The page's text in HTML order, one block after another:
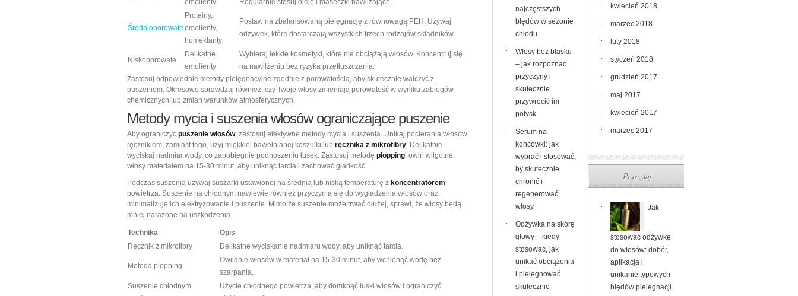
emolienty
Regularnie stosuj oleje i maseczki nawilżające.
Średnioporowate
Proteiny,
emolienty,
humektanty
Postaw na zbalansowaną pielęgnację z równowagą PEH. Używaj
odżywek, które dostarczają wszystkich trzech rodzajów składników.
Niskoporowate
Delikatne
emolienty
Wybieraj lekkie kosmetyki, które nie obciążają włosów. Koncentruj się
na nawilżeniu bez ryzyka przetłuszczania.
Zastosuj odpowiednie metody pielęgnacyjne zgodnie z porowatością, aby skutecznie walczyć z
puszeniem. Okresowo sprawdzaj również, czy Twoje włosy zmieniają porowatość w wyniku zabiegów
chemicznych lub zmian warunków atmosferycznych.
Metody mycia i suszenia włosów ograniczające puszenie
Aby ograniczyć puszenie włosów, zastosuj efektywne metody mycia i suszenia. Unikaj pocierania włosów
ręcznikiem; zamiast tego, użyj miękkiej bawełnianej koszulki lub ręcznika z mikrofibry. Delikatnie
wyciskaj nadmiar wody, co zapobiegnie podnoszeniu łusek. Zastosuj metodę plopping: owiń wilgotne
włosy materiałem na 15-30 minut, aby uniknąć tarcia i zachować gładkość.
Podczas suszenia używaj suszarki ustawionej na średnią lub niską temperaturę z koncentratorem
powietrza. Suszenie na chłodnym nawiewie również przyczynia się do wygładzenia włosów oraz
minimalizuje ich elektryzowanie i puszenie. Mimo że suszenie może trwać dłużej, sprawi, że włosy będą
mniej narażone na uszkodzenia.
Technika
Opis
Ręcznik z mikrofibry
Delikatne wyciskanie nadmiaru wody, aby uniknąć tarcia.
Metoda plopping
Owijanie włosów w materiał na 15-30 minut, aby wchłonąć wodę bez
szarpania.
Suszenie chłodnym
Użycie chłodnego powietrza, aby domknąć łuski włosów i ograniczyć
najczęstszych
błędów w sezonie
chłodu
Włosy bez blasku
– jak rozpoznać
przyczyny i
skutecznie
przywrócić im
połysk
Serum na
końcówki: jak
wybrać i stosować,
by skutecznie
chronić i
regenerować
włosy
Odżywka na skórę
głowy – kiedy
stosować, jak
unikać obciążenia
i pielęgnować
skutecznie
kwiecień 2018
marzec 2018
luty 2018
styczeń 2018
grudzień 2017
maj 2017
kwiecień 2017
marzec 2017
Przeczytaj
Jak
stosować odżywkę
do włosów: dobór,
aplikacja i
unikanie typowych
błędów pielęgnacji